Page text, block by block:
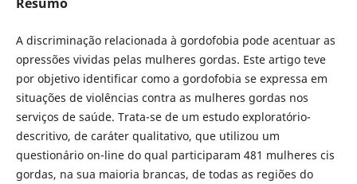
A discriminação relacionada à gordofobia pode acentuar as
opressões vividas pelas mulheres gordas. Este artigo teve
por objetivo identificar como a gordofobia se expressa em
situações de violências contra as mulheres gordas nos
serviços de saúde. Trata-se de um estudo exploratório-
descritivo, de caráter qualitativo, que utilizou um
questionário on-line do qual participaram 481 mulheres cis
gordas, na sua maioria brancas, de todas as regiões do